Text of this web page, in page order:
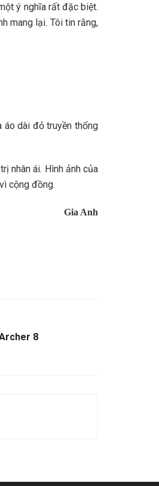
ý nghĩa rất đặc biệt.
mang lại. Tôi tin rằng,
áo dài đỏ truyền thống
nhân ái. Hình ảnh của
cộng đồng.
Gia Anh
8